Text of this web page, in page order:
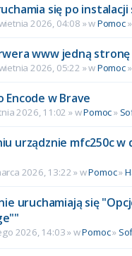
się po
2026, 04:08 » wPomoc»
www jedną
2026, 05:22 » wPomoc»
Encode w Brave
2026, 11:02 » wPomoc»
urządznie mfc250c w
2026, 13:22 » wPomoc»
uruchamiają się
2026, 14:03 » wPomoc»